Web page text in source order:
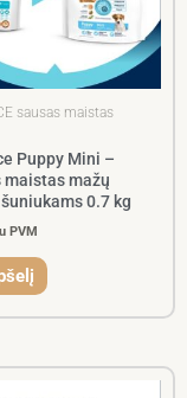
sausas maistas
Puppy Mini –
maistas mažų
0.7 kg
PVM